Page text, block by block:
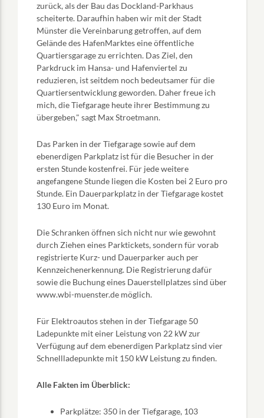
zurück, als der Bau das Dockland-Parkhaus
scheiterte. Daraufhin haben wir mit der Stadt
Münster die Vereinbarung getroffen, auf dem
Gelände des HafenMarktes eine öffentliche
Quartiersgarage zu errichten. Das Ziel, den
Parkdruck im Hansa- und Hafenviertel zu
reduzieren, ist seitdem noch bedeutsamer für die
Quartiersentwicklung geworden. Daher freue ich
mich, die Tiefgarage heute ihrer Bestimmung zu
übergeben," sagt Max Stroetmann.
Das Parken in der Tiefgarage sowie auf dem
ebenerdigen Parkplatz ist für die Besucher in der
ersten Stunde kostenfrei. Für jede weitere
angefangene Stunde liegen die Kosten bei 2 Euro pro
Stunde. Ein Dauerparkplatz in der Tiefgarage kostet
130 Euro im Monat.
Die Schranken öffnen sich nicht nur wie gewohnt
durch Ziehen eines Parktickets, sondern für vorab
registrierte Kurz- und Dauerparker auch per
Kennzeichenerkennung. Die Registrierung dafür
sowie die Buchung eines Dauerstellplatzes sind über
www.wbi-muenster.de möglich.
Für Elektroautos stehen in der Tiefgarage 50
Ladepunkte mit einer Leistung von 22 kW zur
Verfügung auf dem ebenerdigen Parkplatz sind vier
Schnellladepunkte mit 150 kW Leistung zu finden.
Alle Fakten im Überblick:
Parkplätze: 350 in der Tiefgarage, 103